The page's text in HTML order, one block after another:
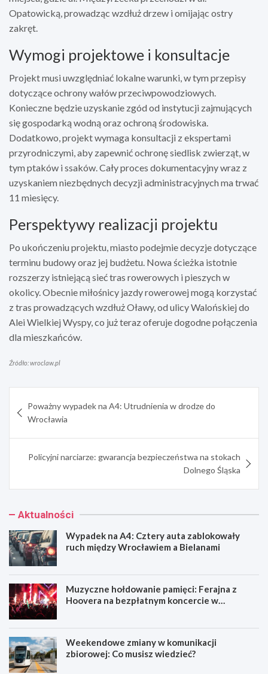
Opatowicką, prowadząc wzdłuż drzew i omijając ostry
zakręt.
Wymogi projektowe i konsultacje
Projekt musi uwzględniać lokalne warunki, w tym przepisy
dotyczące ochrony wałów przeciwpowodziowych.
Konieczne będzie uzyskanie zgód od instytucji zajmujących
się gospodarką wodną oraz ochroną środowiska.
Dodatkowo, projekt wymaga konsultacji z ekspertami
przyrodniczymi, aby zapewnić ochronę siedlisk zwierząt, w
tym ptaków i ssaków. Cały proces dokumentacyjny wraz z
uzyskaniem niezbędnych decyzji administracyjnych ma trwać
11 miesięcy.
Perspektywy realizacji projektu
Po ukończeniu projektu, miasto podejmie decyzje dotyczące
terminu budowy oraz jej budżetu. Nowa ścieżka istotnie
rozszerzy istniejącą sieć tras rowerowych i pieszych w
okolicy. Obecnie miłośnicy jazdy rowerowej mogą korzystać
z tras prowadzących wzdłuż Oławy, od ulicy Walońskiej do
Alei Wielkiej Wyspy, co już teraz oferuje dogodne połączenia
dla mieszkańców.
Źródło: wroclaw.pl
wpisu
Poważny wypadek na A4: Utrudnienia w drodze do
Wrocławia
Policyjni narciarze: gwarancja bezpieczeństwa na stokach
Dolnego Śląska
Aktualności
Wypadek na A4: Cztery auta zablokowały
ruch między Wrocławiem a Bielanami
Muzyczne hołdowanie pamięci: Ferajna z
Hoovera na bezpłatnym koncercie w
Weekendowe zmiany w komunikacji
zbiorowej: Co musisz wiedzieć?